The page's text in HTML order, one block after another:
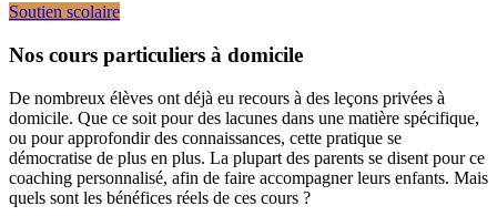
Soutien scolaire
Nos cours particuliers à domicile
De nombreux élèves ont déjà eu recours à des leçons privées à
domicile. Que ce soit pour des lacunes dans une matière spécifique,
ou pour approfondir des connaissances, cette pratique se
démocratise de plus en plus. La plupart des parents se disent pour ce
coaching personnalisé, afin de faire accompagner leurs enfants. Mais
quels sont les bénéfices réels de ces cours ?